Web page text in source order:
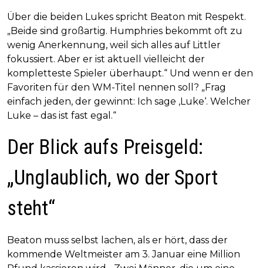
Über die beiden Lukes spricht Beaton mit Respekt.
„Beide sind großartig. Humphries bekommt oft zu
wenig Anerkennung, weil sich alles auf Littler
fokussiert. Aber er ist aktuell vielleicht der
kompletteste Spieler überhaupt.“ Und wenn er den
Favoriten für den WM-Titel nennen soll? „Frag
einfach jeden, der gewinnt: Ich sage ‚Luke‘. Welcher
Luke – das ist fast egal.“
Der Blick aufs Preisgeld:
„Unglaublich, wo der Sport
steht“
Beaton muss selbst lachen, als er hört, dass der
kommende Weltmeister am 3. Januar eine Million